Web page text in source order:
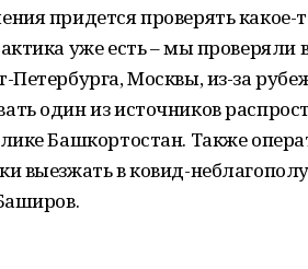
придется проверять какое-
уже есть – мы проверяли
Москвы, из-за
один из источников
Башкортостан. Также
выезжать в ковид-